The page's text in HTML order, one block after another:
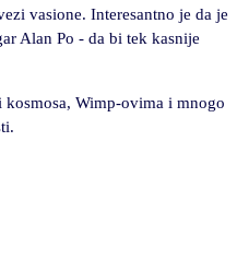
vasione. Interesantno je da je
Alan Po - da bi tek kasnije
Wimp-ovima i mnogo